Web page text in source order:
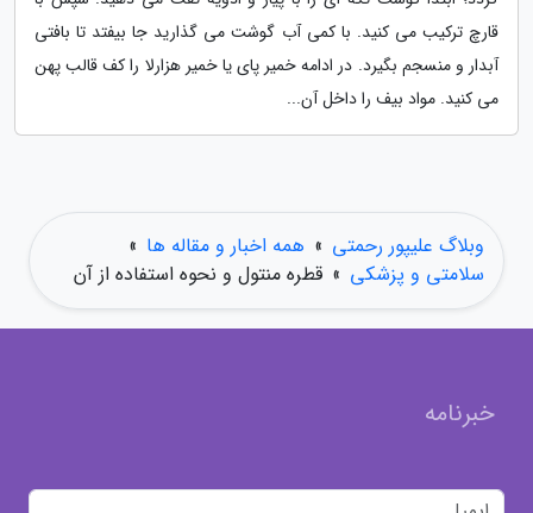
قارچ ترکیب می کنید. با کمی آب گوشت می گذارید جا بیفتد تا بافتی
آبدار و منسجم بگیرد. در ادامه خمیر پای یا خمیر هزارلا را کف قالب پهن
می کنید. مواد بیف را داخل آن...
وبلاگ علیپور رحمتی » همه اخبار و مقاله ها »
سلامتی و پزشکی » قطره منتول و نحوه استفاده از آن
خبرنامه